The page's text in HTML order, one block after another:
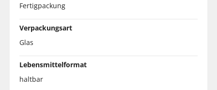
Fertigpackung
Verpackungsart
Glas
Lebensmittelformat
haltbar